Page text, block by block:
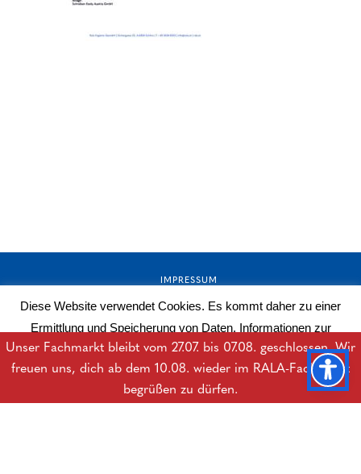
IMPRESSUM
AGB
BARRIEREFREIHEITSERKLÄRUNG
DOWNLOADS
Diese Website verwendet Cookies. Es kommt daher zu einer
Ermittlung und Speicherung von Daten. Informationen zur
Datenverarbeitung erhalten Sie in der Datenschutzerklärung.
Mehr lesen
Unser Fachmarkt bleibt vom 27.07. bis 07.08. geschlossen. Wir
freuen uns, dich ab dem 10.08. wieder im RALA-Fachmarkt
begrüßen zu dürfen.